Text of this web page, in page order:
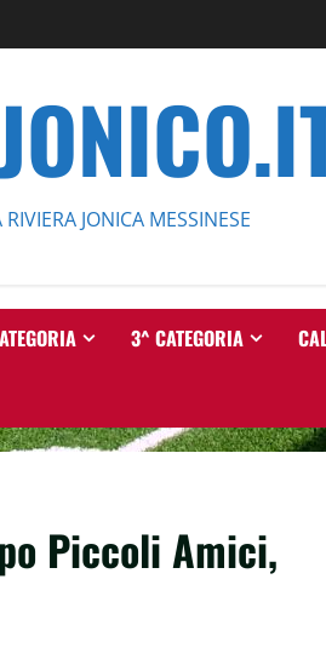
JONICA MESSINESE
3^ CATEGORIA
Piccoli Amici,